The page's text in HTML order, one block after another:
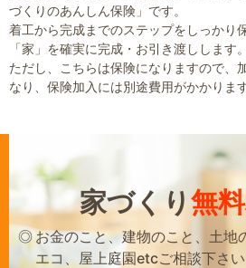
づくりのあんしん保険」です。
着工から完成までのステップをしっかり
「家」を確実に完成・お引き渡しします。
ただし、こちらは保険になりますので、
なり、保険加入には別途費用がかかります
家づくり無
お金のこと、建物のこと、土地
エコ、屋上庭園etcご相談下さい